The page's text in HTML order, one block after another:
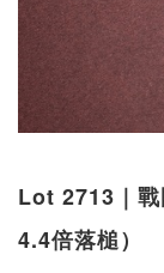
Lot 2713｜戰
4.4倍落槌）